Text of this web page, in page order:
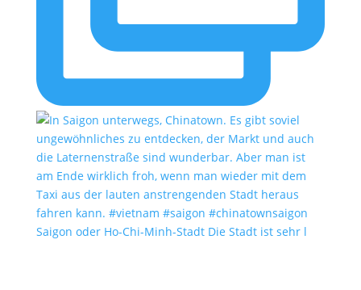
Saigon oder Ho-Chi-Minh-Stadt Die Stadt ist sehr l